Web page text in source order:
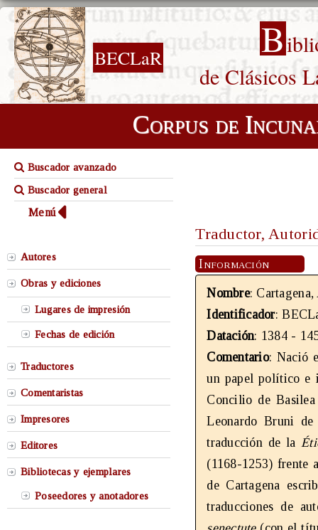
BECLaR B
de Clásicos
Corpus de
Buscador avanzado
Buscador general
Menú
Autores
Obras y ediciones
Lugares de impresión
Fechas de edición
Traductores
Comentaristas
Impresores
Editores
Bibliotecas y ejemplares
Poseedores y anotadores
Traductor,
Información
Nombre:
Identificador:
Datación: 1384 -
Comentario: Nació
un papel político e
Concilio de
Leonardo Bruni
traducción de la
(1168-1253) frente
de Cartagena
traducciones de